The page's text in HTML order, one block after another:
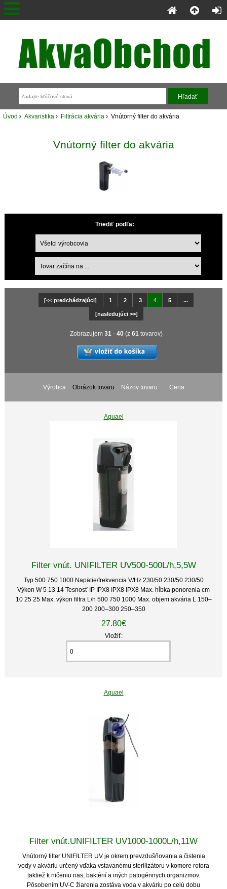
Úvod Akvaristika Filtrácia akvária Vnútorný filter do akvária
Vnútorný filter do akvária
Triediť podľa:
[<< predchádzajúci] 1 2 3 4 5 ...
[nasledujúci >>]
Zobrazujem 31 - 40(z 61 tovarov)
Výrobca Obrázok tovaru Názov tovaru Cena
Aquael
Filter vnút. UNIFILTER UV500-500L/h,5,5W
Typ 500 750 1000 Napätie/frekvencia V/Hz 230/50 230/50 230/50
Výkon W 5 13 14 Tesnosť IP IPX8 IPX8 IPX8 Max. hĺbka ponorenia cm
10 25 25 Max. výkon filtra L/h 500 750 1000 Max. objem akvária L 150–
200 200–300 250–350
27.80€
Vložiť:
Aquael
Filter vnút.UNIFILTER UV1000-1000L/h,11W
Vnútorný filter UNIFILTER UV je okrem prevzdušňovania a čistenia
vody v akváriu určený vďaka vstavanému sterilizátoru v komore rotora
taktiež k ničeniu rias, baktérií a iných patogénnych organizmov.
Pôsobením UV-C žiarenia zostáva voda v akváriu po celú dobu